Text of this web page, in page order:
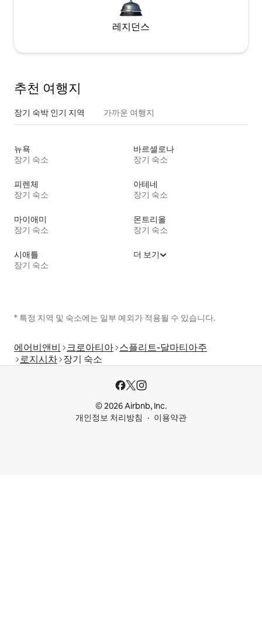
레지던스
추천 여행지
장기 숙박 인기 지역 가까운 여행지
뉴욕
장기 숙소
바르셀로나
장기 숙소
피렌체
장기 숙소
아테네
장기 숙소
마이애미
장기 숙소
몬트리올
장기 숙소
시애틀
장기 숙소
더 보기
* 특정 지역 및 숙소에는 일부 예외가 적용될 수 있습니다.
에어비앤비 크로아티아 스플리트-달마티아주
로지시차 장기 숙소
© 2026 Airbnb, Inc.
개인정보 처리방침
이용약관